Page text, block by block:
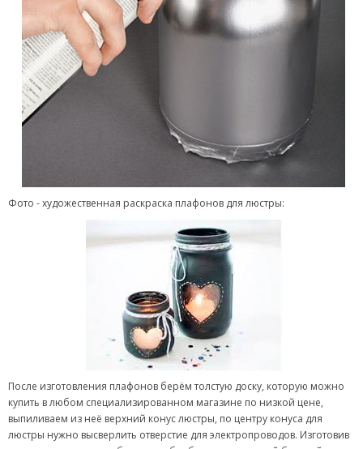
Фото - художественная раскраска плафонов для люстры:
После изготовления плафонов берём толстую доску, которую можно
купить в любом специализированном магазине по низкой цене,
выпиливаем из неё верхний конус люстры, по центру конуса для
люстры нужно высверлить отверстие для электропроводов. Изготовив